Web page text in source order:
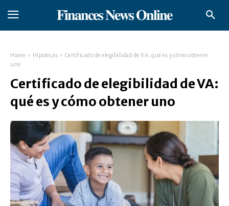
𝐅𝐢𝐧𝐚𝐧𝐜𝐞𝐬 𝐍𝐞𝐰𝐬 𝐎𝐧𝐥𝐢𝐧𝐞
Home Hipotecas
Certificado de elegibilidad de VA: qué es y cómo obtener
uno
Certificado de elegibilidad de VA:
qué es y cómo obtener uno